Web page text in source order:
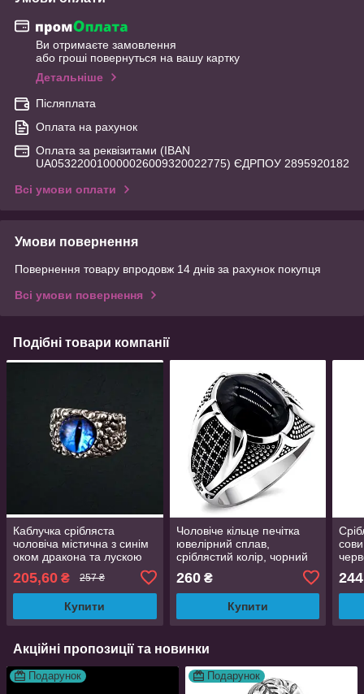
Ви отримаєте замовлення
або гроші повернуться на вашу картку
Детальніше
Післяплата
Оплата на рахунок
Оплата за реквізитами (IBAN
UA053220010000026009320022775) ЄДРПОУ 2895920182
Всі умови оплати
Умови повернення
Повернення товару впродовж 14 днів за рахунок покупця
Всі умови повернення
Подібні товари компанії
Каблучка срібляста
чоловіча містична з синім
оком дракона та лускою
AurumLux017
205,60 ₴ 257 ₴
Купити
Чоловіче кільце печітка
ювелірний сплав,
сріблястий колір, чорний
260₴
Купити
244
Акційні пропозиції та новинки
Подарунок Подарунок